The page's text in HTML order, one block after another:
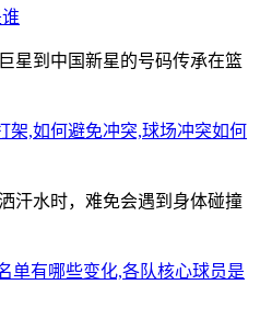
星到中国新星的号码传承在篮
架,如何避免冲突,球场冲突如何
汗水时，难免会遇到身体碰撞
单有哪些变化,各队核心球员是